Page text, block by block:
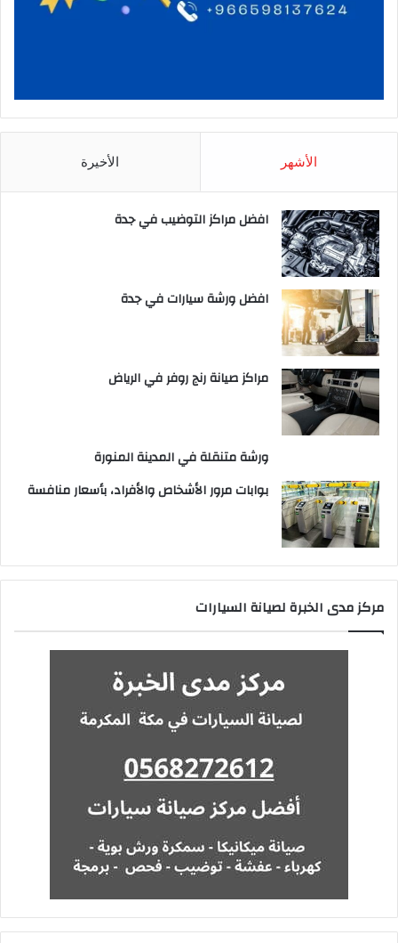
الأشهر الأخيرة
افضل مراكز التوضيب في جدة
افضل ورشة سيارات في جدة
مراكز صيانة رنج روفر في الرياض
ورشة متنقلة في المدينة المنورة
بوابات مرور الأشخاص والأفراد، بأسعار منافسة
مركز مدى الخبرة لصيانة السيارات